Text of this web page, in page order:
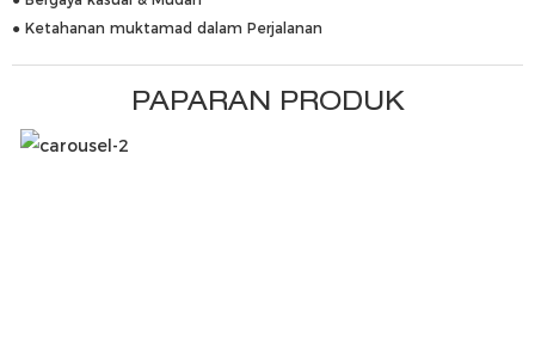
● Ketahanan muktamad dalam Perjalanan
PAPARAN PRODUK